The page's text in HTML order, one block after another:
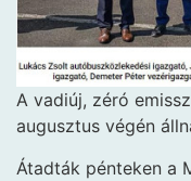
A vadiúj, zéró
augusztus végén
Átadták pénteken a